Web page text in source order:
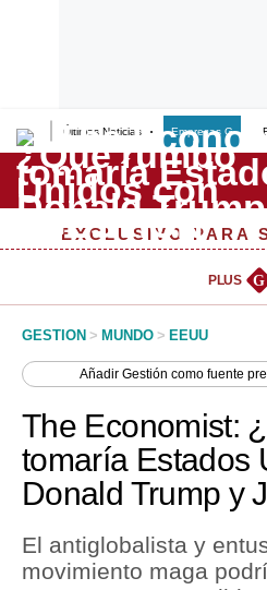
Últimas Noticias Empresas G
Lo último
Peru Quiosco
Management & Empleo
Perú
Política
Finanzas Personales
EXCLUSIVO PARA
PLUS G
GESTION > MUNDO > EEUU
AñadirGestión como fuente
The Economist:
tomaría Estados
Donald Trump y
El antiglobalista y
movimiento maga